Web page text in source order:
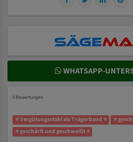
WHATSAPP-
0 Bewertungen
⭐ Vergütungsstahl als Trägerband ⭐
⭐
⭐ geschärft und geschweißt ⭐